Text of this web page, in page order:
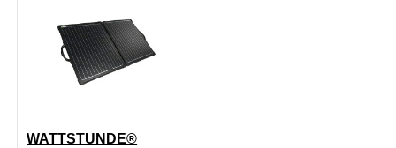
WATTSTUNDE®